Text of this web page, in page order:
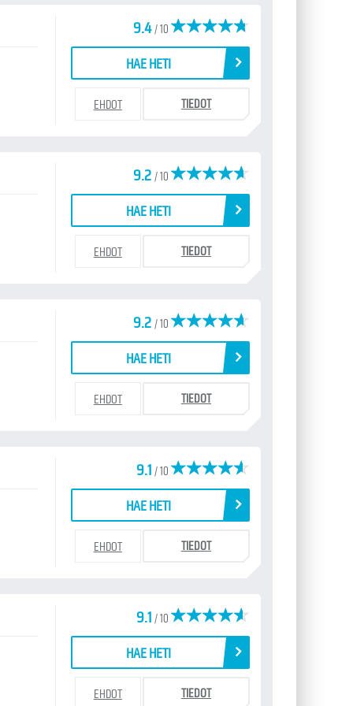
9.4/ 10
HAE HETI
EHDOT TIEDOT
9.2/ 10
HAE HETI
EHDOT TIEDOT
9.2/ 10
HAE HETI
EHDOT TIEDOT
9.1/ 10
HAE HETI
EHDOT TIEDOT
9.1/ 10
HAE HETI
EHDOT TIEDOT